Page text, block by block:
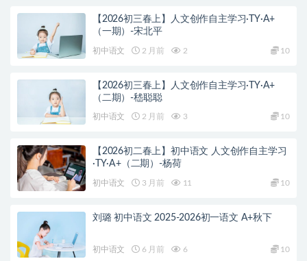
【2026初三春上】人文创作自主学习·TY·A+
（一期）-宋北平
初中语文 2 月前 2 10
【2026初三春上】人文创作自主学习·TY·A+
（二期）-嵇聪聪
初中语文 2 月前 3 10
【2026初二春上】初中语文 人文创作自主学习
·TY·A+（二期）-杨荷
初中语文 3 月前 11 10
刘璐 初中语文 2025-2026初一语文 A+秋下
初中语文 6 月前 6 10